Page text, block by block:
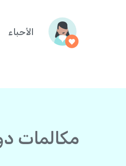
الأحباء
مكالمات